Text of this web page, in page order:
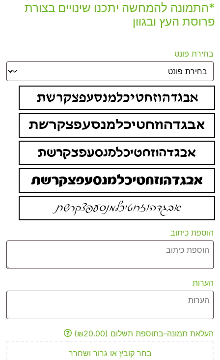
*התמונה להמחשה יתכנו שינויים בצורת
פרוסת העץ ובגוון
בחירת פונט
הוספת כיתוב
הערות
העלאת תמונה-בתוספת תשלום (₪20.00)
בחר קובץ או גרור ושחרר